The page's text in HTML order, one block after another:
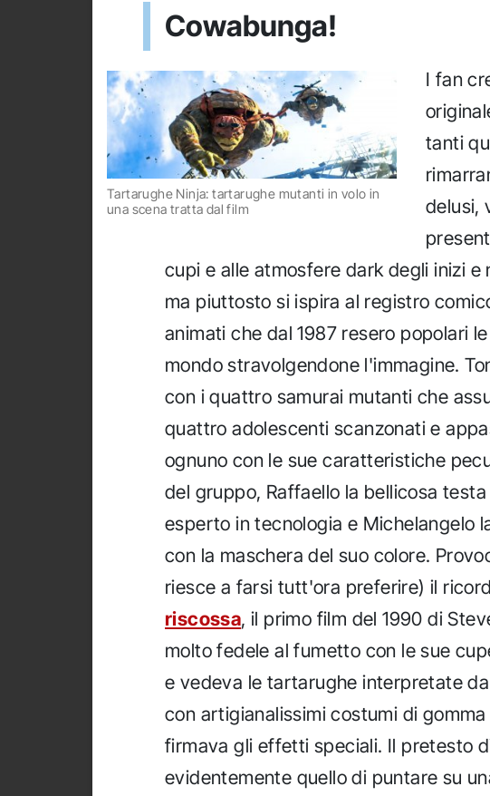
Cowabunga!
Tartarughe Ninja: tartarughe mutanti in volo in
una scena tratta dal film
I fan
tanti
delusi,
cupi e alle atmosfere dark degli inizi
ma piuttosto si ispira al registro
animati che dal 1987 resero popolari
mondo stravolgendone l'immagine.
con i quattro samurai mutanti che
quattro adolescenti scanzonati e
ognuno con le sue caratteristiche
del gruppo, Raffaello la bellicosa
esperto in tecnologia e Michelangelo
con la maschera del suo colore.
riesce a farsi tutt'ora preferire) il
riscossa, il primo film del 1990 di
molto fedele al fumetto con le sue
e vedeva le tartarughe interpretate
con artigianalissimi costumi di
firmava gli effetti speciali. Il pretesto
evidentemente quello di puntare su